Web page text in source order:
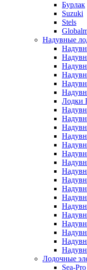
Бурлак
Suzuki
Stels
Надувные
Лодки
Лодочные
Sea-Pro